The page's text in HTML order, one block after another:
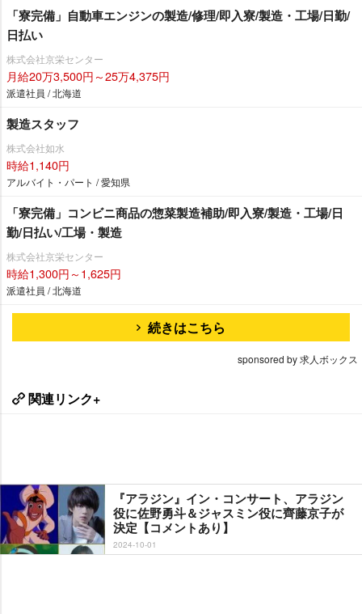
「寮完備」自動車エンジンの製造/修理/即入寮/製造・工場/日勤/
日払い
株式会社京栄センター
月給20万3,500円～25万4,375円
派遣社員 / 北海道
製造スタッフ
株式会社如水
時給1,140円
アルバイト・パート / 愛知県
「寮完備」コンビニ商品の惣菜製造補助/即入寮/製造・工場/日
勤/日払い/工場・製造
株式会社京栄センター
時給1,300円～1,625円
派遣社員 / 北海道
続きはこちら
sponsored by 求人ボックス
関連リンク+
『アラジン』イン・コンサート、アラジン
役に佐野勇斗＆ジャスミン役に齊藤京子が
決定【コメントあり】
2024-10-01